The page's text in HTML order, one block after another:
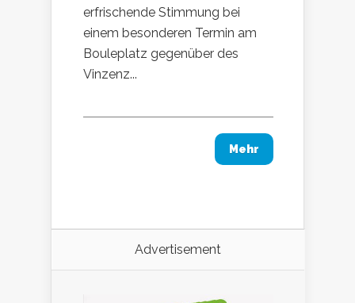
erfrischende Stimmung bei
einem besonderen Termin am
Bouleplatz gegenüber des
Vinzenz...
Mehr
Advertisement